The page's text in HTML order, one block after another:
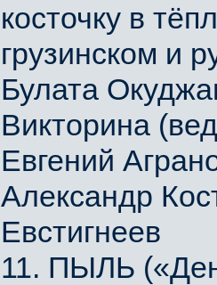
косточку в
грузинском и
Булата
Викторина
Евгений
Александр
Евстигнеев
11. ПЫЛЬ